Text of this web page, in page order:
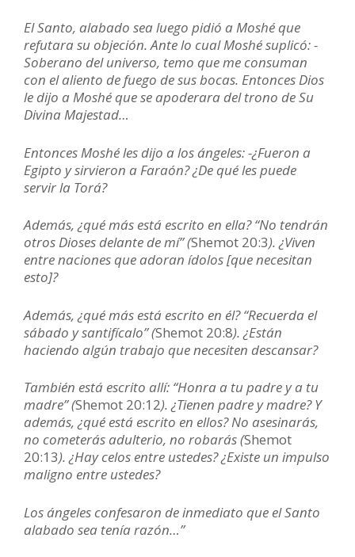
El Santo, alabado sea luego pidió a Moshé que
refutara su objeción. Ante lo cual Moshé suplicó: -
Soberano del universo, temo que me consuman
con el aliento de fuego de sus bocas. Entonces Dios
le dijo a Moshé que se apoderara del trono de Su
Divina Majestad…
Entonces Moshé les dijo a los ángeles: -¿Fueron a
Egipto y sirvieron a Faraón? ¿De qué les puede
servir la Torá?
Además, ¿qué más está escrito en ella? “No tendrán
otros Dioses delante de mí” (Shemot 20:3). ¿Viven
entre naciones que adoran ídolos [que necesitan
esto]?
Además, ¿qué más está escrito en él? “Recuerda el
sábado y santifícalo” (Shemot 20:8). ¿Están
haciendo algún trabajo que necesiten descansar?
También está escrito allí: “Honra a tu padre y a tu
madre” (Shemot 20:12). ¿Tienen padre y madre? Y
además, ¿qué está escrito en ellos? No asesinarás,
no cometerás adulterio, no robarás (Shemot
20:13). ¿Hay celos entre ustedes? ¿Existe un impulso
maligno entre ustedes?
Los ángeles confesaron de inmediato que el Santo
alabado sea tenía razón…”